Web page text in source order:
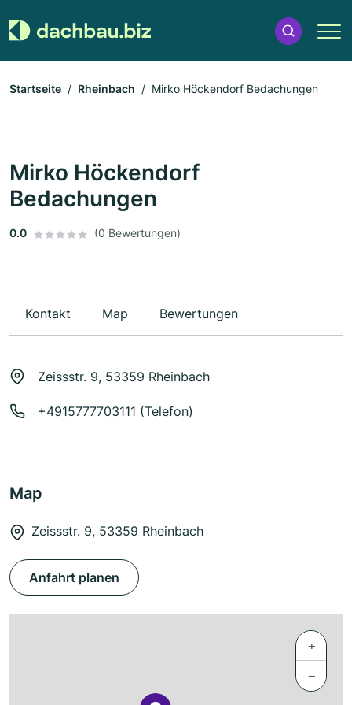
Startseite Rheinbach Mirko Höckendorf Bedachungen
Mirko Höckendorf
Bedachungen
0.0 (0 Bewertungen)
Kontakt Map Bewertungen
Zeissstr. 9, 53359 Rheinbach
+4915777703111 (Telefon)
Map
Zeissstr. 9, 53359 Rheinbach
Anfahrt planen
+
−